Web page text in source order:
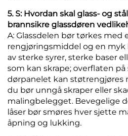
5. S: Hvordan skal glass- og
brannsikre glassdøren
A: Glassdelen bør tørkes med
rengjøringsmiddel og en
av sterke syrer, sterke baser
som kan skrape; overflaten
dørpanelet kan støtrengjøres
du bør unngå skraper eller
malingbelegget. Bevegelige
låser bør smøres hver sjette
åpning og lukking.